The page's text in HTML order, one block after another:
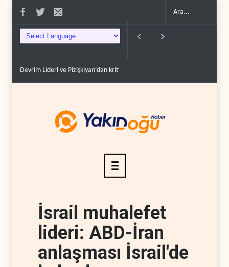
Devrim Lideri ve Pizişkiyan’dan kritik görüşme..
İsrail muhalefet
lideri: ABD-İran
anlaşması İsrail'de